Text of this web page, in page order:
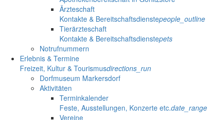
Ärzteschaft
Kontakte & Bereitschaftsdienstepeople_outline
Tierärzteschaft
Kontakte & Bereitschaftsdienstepets
Notrufnummern
Erlebnis & Termine
Freizeit, Kultur & Tourismusdirections_run
Dorfmuseum Markersdorf
Aktivitäten
Terminkalender
Feste, Ausstellungen, Konzerte etc.date_range
Vereine